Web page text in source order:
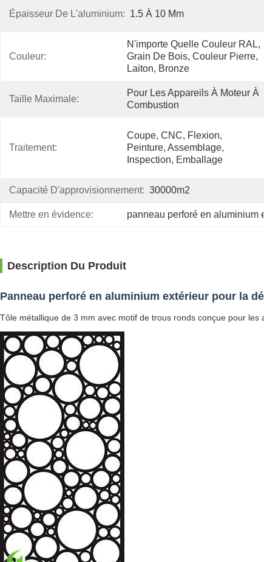
Épaisseur De L'aluminium: 1.5 À 10 Mm
Couleur:
N'importe Quelle Couleur RAL,
Grain De Bois, Couleur Pierre,
Laiton, Bronze
Taille Maximale:
Pour Les Appareils À Moteur À
Combustion
Traitement:
Coupe, CNC, Flexion,
Peinture, Assemblage,
Inspection, Emballage
Capacité D'approvisionnement: 30000m2
Mettre en évidence: panneau perforé en aluminium
Description Du Produit
Panneau perforé en aluminium extérieur pour la
Tôle métallique de 3 mm avec motif de trous ronds conçue pour les